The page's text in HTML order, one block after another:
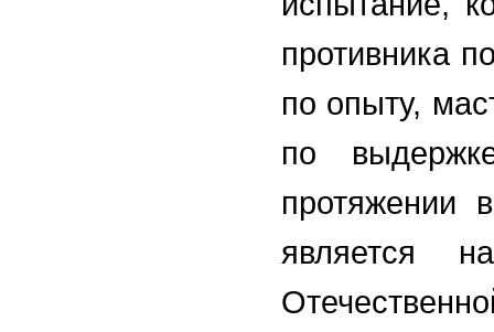
противника
по опыту,
по
протяжении
является